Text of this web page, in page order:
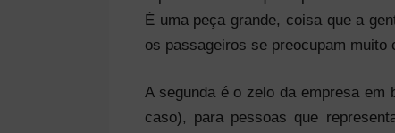
É uma peça grande, coisa que a
os passageiros se preocupam
A segunda é o zelo da empresa em
caso), para pessoas que